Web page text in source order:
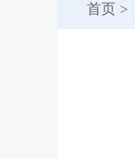
首页 >